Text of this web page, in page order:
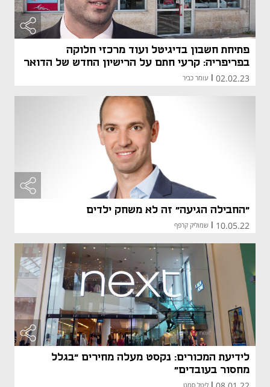
פתיחת חשבון בדיגיטל ועוד מרכזי חלוקה
בפריפריה: קרעי חתם על הרישיון החדש של הדואר
02.02.23 עומר כביר
"החבילה הגיעה" זה לא משחק ילדים
10.05.22 שמוליק קרפף
לידיעת המכורים: נקסט מעלה מחירים "בגלל
מחסור בעובדים"
ליטל סמט